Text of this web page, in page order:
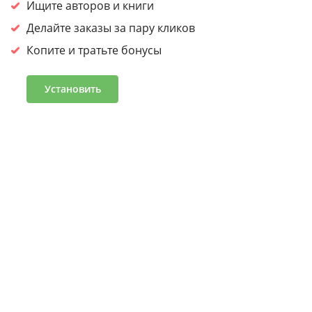
30% на первый заказ
Принять
Ищите авторов и книги
Делайте заказы за пару кликов
Копите и тратьте бонусы
Установить